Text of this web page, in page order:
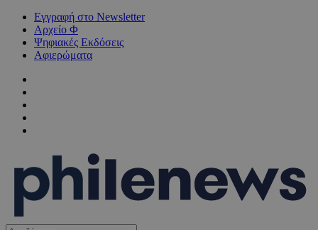
Εγγραφή στο Newsletter
Αρχείο Φ
Ψηφιακές Εκδόσεις
Αφιερώματα